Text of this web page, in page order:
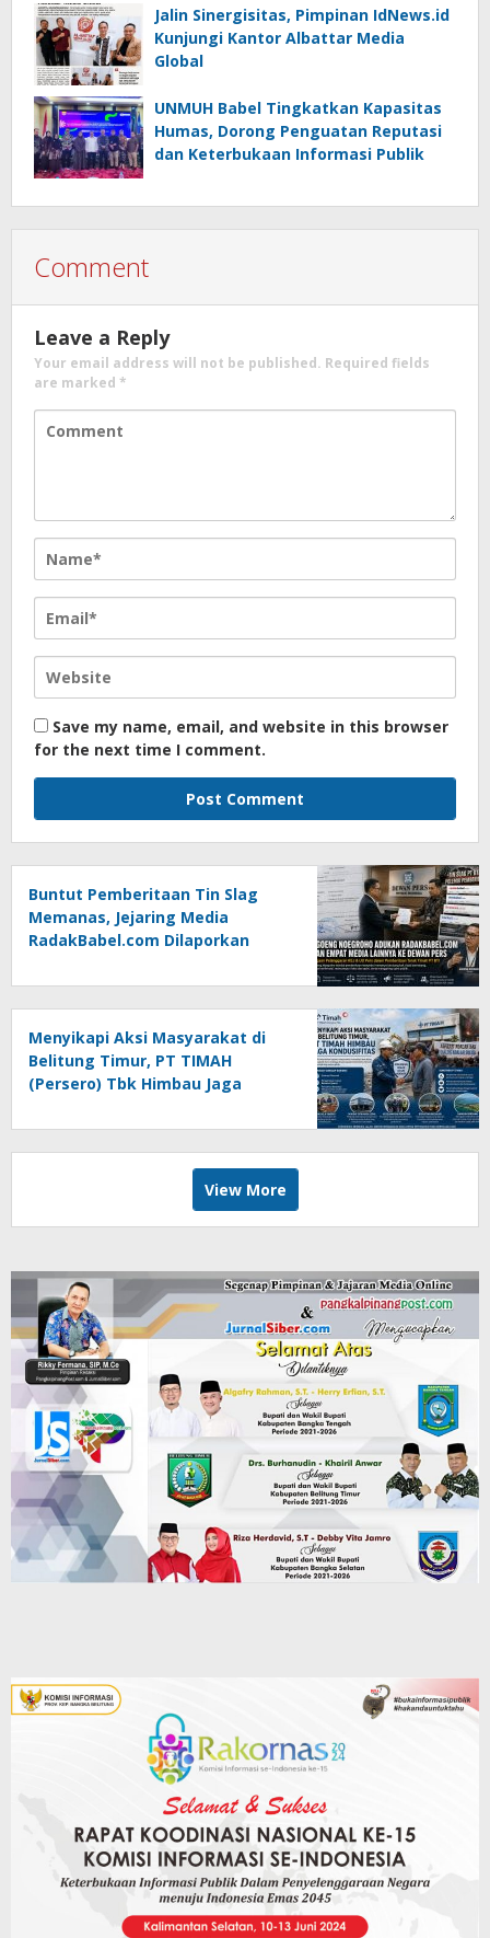
Jalin Sinergisitas, Pimpinan IdNews.id
Kunjungi Kantor Albattar Media
Global
UNMUH Babel Tingkatkan Kapasitas
Humas, Dorong Penguatan Reputasi
dan Keterbukaan Informasi Publik
Comment
Leave a Reply
Your email address will not be published. Required fields
are marked *
Save my name, email, and website in this browser
for the next time I comment.
Buntut Pemberitaan Tin Slag
Memanas, Jejaring Media
RadakBabel.com Dilaporkan
Pers
Menyikapi Aksi Masyarakat di
Belitung Timur, PT TIMAH
(Persero) Tbk Himbau Jaga
View More